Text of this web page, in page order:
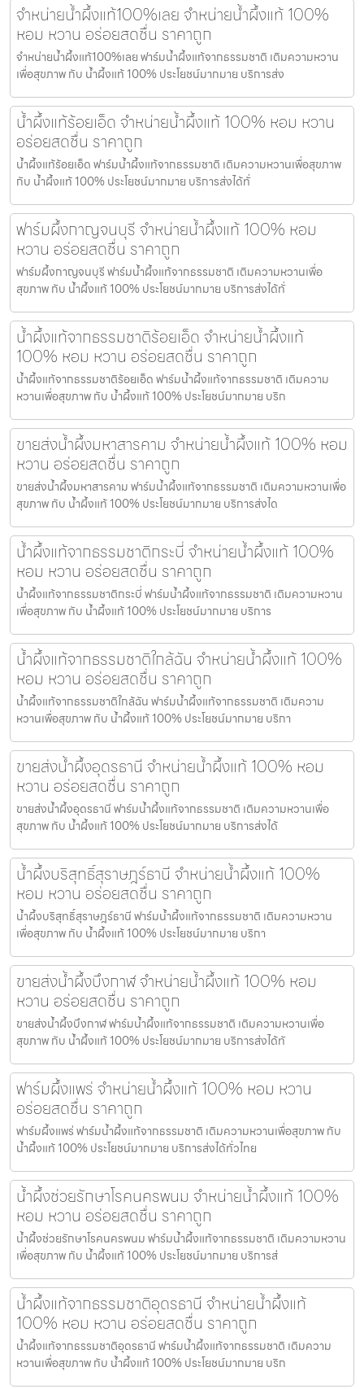
จำหน่ายน้ำผึ้งแท้100%เลย จำหน่ายน้ำผึ้งแท้ 100%
หอม หวาน อร่อยสดชื่น ราคาถูก
จำหน่ายน้ำผึ้งแท้100%เลย ฟาร์มน้ำผึ้งแท้จากธรรมชาติ เติมความหวาน
เพื่อสุขภาพ กับ น้ำผึ้งแท้ 100% ประโยชน์มากมาย บริการส่ง
น้ำผึ้งแท้ร้อยเอ็ด จำหน่ายน้ำผึ้งแท้ 100% หอม หวาน
อร่อยสดชื่น ราคาถูก
น้ำผึ้งแท้ร้อยเอ็ด ฟาร์มน้ำผึ้งแท้จากธรรมชาติ เติมความหวานเพื่อสุขภาพ
กับ น้ำผึ้งแท้ 100% ประโยชน์มากมาย บริการส่งได้ทั่
ฟาร์มผึ้งกาญจนบุรี จำหน่ายน้ำผึ้งแท้ 100% หอม
หวาน อร่อยสดชื่น ราคาถูก
ฟาร์มผึ้งกาญจนบุรี ฟาร์มน้ำผึ้งแท้จากธรรมชาติ เติมความหวานเพื่อ
สุขภาพ กับ น้ำผึ้งแท้ 100% ประโยชน์มากมาย บริการส่งได้ทั่
น้ำผึ้งแท้จากธรรมชาติร้อยเอ็ด จำหน่ายน้ำผึ้งแท้
100% หอม หวาน อร่อยสดชื่น ราคาถูก
น้ำผึ้งแท้จากธรรมชาติร้อยเอ็ด ฟาร์มน้ำผึ้งแท้จากธรรมชาติ เติมความ
หวานเพื่อสุขภาพ กับ น้ำผึ้งแท้ 100% ประโยชน์มากมาย บริก
ขายส่งน้ำผึ้งมหาสารคาม จำหน่ายน้ำผึ้งแท้ 100% หอม
หวาน อร่อยสดชื่น ราคาถูก
ขายส่งน้ำผึ้งมหาสารคาม ฟาร์มน้ำผึ้งแท้จากธรรมชาติ เติมความหวานเพื่อ
สุขภาพ กับ น้ำผึ้งแท้ 100% ประโยชน์มากมาย บริการส่งได
น้ำผึ้งแท้จากธรรมชาติกระบี่ จำหน่ายน้ำผึ้งแท้ 100%
หอม หวาน อร่อยสดชื่น ราคาถูก
น้ำผึ้งแท้จากธรรมชาติกระบี่ ฟาร์มน้ำผึ้งแท้จากธรรมชาติ เติมความหวาน
เพื่อสุขภาพ กับ น้ำผึ้งแท้ 100% ประโยชน์มากมาย บริการ
น้ำผึ้งแท้จากธรรมชาติใกล้ฉัน จำหน่ายน้ำผึ้งแท้ 100%
หอม หวาน อร่อยสดชื่น ราคาถูก
น้ำผึ้งแท้จากธรรมชาติใกล้ฉัน ฟาร์มน้ำผึ้งแท้จากธรรมชาติ เติมความ
หวานเพื่อสุขภาพ กับ น้ำผึ้งแท้ 100% ประโยชน์มากมาย บริกา
ขายส่งน้ำผึ้งอุดรธานี จำหน่ายน้ำผึ้งแท้ 100% หอม
หวาน อร่อยสดชื่น ราคาถูก
ขายส่งน้ำผึ้งอุดรธานี ฟาร์มน้ำผึ้งแท้จากธรรมชาติ เติมความหวานเพื่อ
สุขภาพ กับ น้ำผึ้งแท้ 100% ประโยชน์มากมาย บริการส่งได้
น้ำผึ้งบริสุทธิ์สุราษฎร์ธานี จำหน่ายน้ำผึ้งแท้ 100%
หอม หวาน อร่อยสดชื่น ราคาถูก
น้ำผึ้งบริสุทธิ์สุราษฎร์ธานี ฟาร์มน้ำผึ้งแท้จากธรรมชาติ เติมความหวาน
เพื่อสุขภาพ กับ น้ำผึ้งแท้ 100% ประโยชน์มากมาย บริกา
ขายส่งน้ำผึ้งบึงกาฬ จำหน่ายน้ำผึ้งแท้ 100% หอม
หวาน อร่อยสดชื่น ราคาถูก
ขายส่งน้ำผึ้งบึงกาฬ ฟาร์มน้ำผึ้งแท้จากธรรมชาติ เติมความหวานเพื่อ
สุขภาพ กับ น้ำผึ้งแท้ 100% ประโยชน์มากมาย บริการส่งได้ทั
ฟาร์มผึ้งแพร่ จำหน่ายน้ำผึ้งแท้ 100% หอม หวาน
อร่อยสดชื่น ราคาถูก
ฟาร์มผึ้งแพร่ ฟาร์มน้ำผึ้งแท้จากธรรมชาติ เติมความหวานเพื่อสุขภาพ กับ
น้ำผึ้งแท้ 100% ประโยชน์มากมาย บริการส่งได้ทั่วไทย
น้ำผึ้งช่วยรักษาโรคนครพนม จำหน่ายน้ำผึ้งแท้ 100%
หอม หวาน อร่อยสดชื่น ราคาถูก
น้ำผึ้งช่วยรักษาโรคนครพนม ฟาร์มน้ำผึ้งแท้จากธรรมชาติ เติมความหวาน
เพื่อสุขภาพ กับ น้ำผึ้งแท้ 100% ประโยชน์มากมาย บริการส่
น้ำผึ้งแท้จากธรรมชาติอุดรธานี จำหน่ายน้ำผึ้งแท้
100% หอม หวาน อร่อยสดชื่น ราคาถูก
น้ำผึ้งแท้จากธรรมชาติอุดรธานี ฟาร์มน้ำผึ้งแท้จากธรรมชาติ เติมความ
หวานเพื่อสุขภาพ กับ น้ำผึ้งแท้ 100% ประโยชน์มากมาย บริก